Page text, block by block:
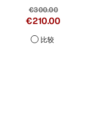
€300.00
€210.00
比较